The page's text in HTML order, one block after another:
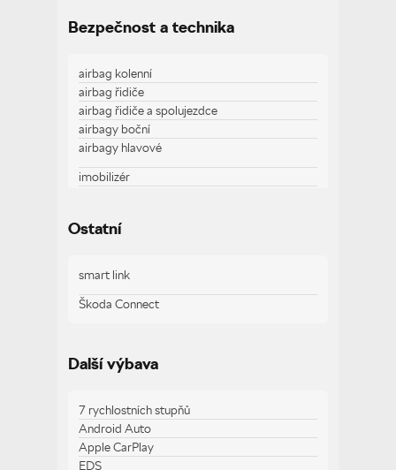
Bezpečnost a technika
airbag kolenní
airbag řidiče
airbag řidiče a spolujezdce
airbagy boční
airbagy hlavové
imobilizér
traveller assistant - rozpoznávání dopravních
Zobrazit více
Ostatní
smart link
Škoda Connect
Další výbava
7 rychlostních stupňů
Android Auto
Apple CarPlay
EDS